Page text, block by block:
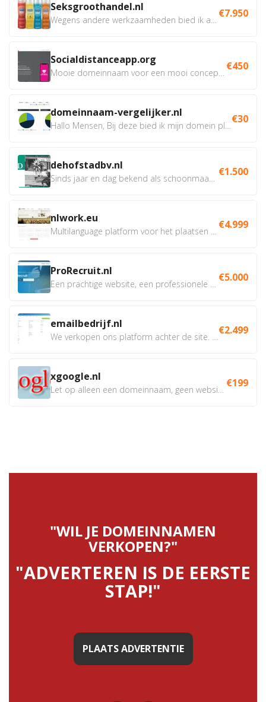
Seksgroothandel.nl €7.950
Socialdistanceapp.org €450
domeinnaam-vergelijker.nl €30
dehofstadbv.nl €1.500
nlwork.eu €4.999
ProRecruit.nl €5.000
emailbedrijf.nl €2.499
xgoogle.nl €199
"WIL JE DOMEINNAMEN
VERKOPEN?"
"ADVERTEREN IS DE EERSTE
STAP!"
PLAATS ADVERTENTIE